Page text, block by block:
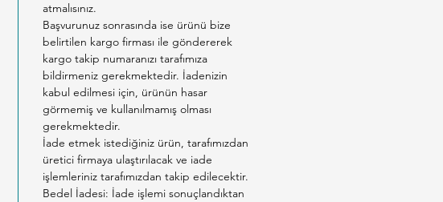
atmalısınız.
Başvurunuz sonrasında ise ürünü bize
belirtilen kargo firması ile göndererek
kargo takip numaranızı tarafımıza
bildirmeniz gerekmektedir. İadenizin
kabul edilmesi için, ürünün hasar
görmemiş ve kullanılmamış olması
gerekmektedir.
İade etmek istediğiniz ürün, tarafımızdan
üretici firmaya ulaştırılacak ve iade
işlemleriniz tarafımızdan takip edilecektir.
Bedel İadesi: İade işlemi sonuçlandıktan